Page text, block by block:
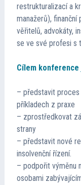
Prezentace
Fotogalerie
Program
Přednášející
Kontakt
restrukturalizací a
manažerů),
věřitelů, advokáty,
se ve své profesi s
Cílem konference
– představit
příkladech z praxe
– zprostředkovat
strany
– představit nové
insolvenční řízení.
– podpořit výměnu
osobami